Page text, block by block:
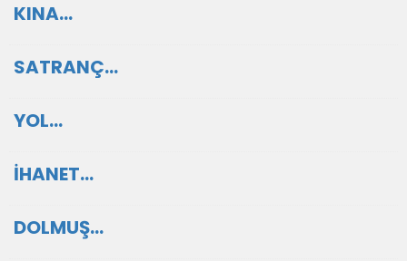
KINA…
SATRANÇ…
YOL…
İHANET…
DOLMUŞ…